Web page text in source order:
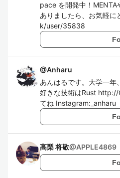
pace を開発中！MENTA
ありましたら、お気軽
k/user/35838
@Anharu
あんはるです。大学一年
好きな技術はRust
てね Instagram:_anharu
高梨 将敬@APPLE4869